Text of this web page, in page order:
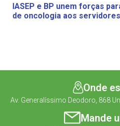
IASEP e BP unem forças
de oncologia aos
Onde
Av. Generalíssimo Deodoro, 868
Mande